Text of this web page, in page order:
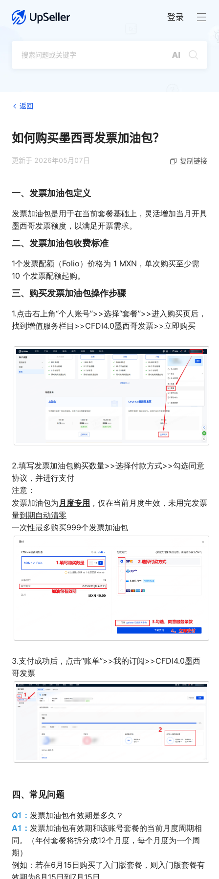
登录
返回
如何购买墨西哥发票加油包？
更新于 2026年05月07日 复制链接
一、发票加油包定义
发票加油包是用于在当前套餐基础上，灵活增加当月开具
墨西哥发票额度，以满足开票需求。
二、发票加油包收费标准
1个发票配额（Folio）价格为 1 MXN，单次购买至少需
10 个发票配额起购。
三、购买发票加油包操作步骤
1.点击右上角“个人账号”>>选择“套餐”>>进入购买页后，
找到增值服务栏目>>CFDI4.0墨西哥发票>>立即购买
2.填写发票加油包购买数量>>选择付款方式>>勾选同意
协议，并进行支付
注意：
发票加油包为月度专用 ，仅在当前月度生效，未用完发票
量到期自动清零
一次性最多购买999个发票加油包
3.支付成功后，点击“账单”>>我的订阅>>CFDI4.0墨西
哥发票
四、常见问题
Q1： 发票加油包有效期是多久？
A1： 发票加油包有效期和该账号套餐的当前月度周期相
同。（年付套餐将拆分成12个月度，每个月度为一个周
期）
例如：若在6月15日购买了入门版套餐，则入门版套餐有